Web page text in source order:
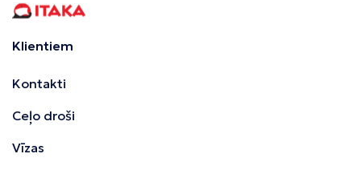
Klientiem
Kontakti
Ceļo droši
Vīzas